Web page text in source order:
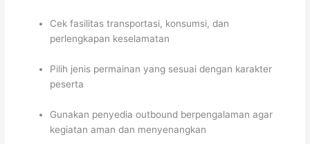
Cek fasilitas transportasi, konsumsi, dan
perlengkapan keselamatan
Pilih jenis permainan yang sesuai dengan karakter
peserta
Gunakan penyedia outbound berpengalaman agar
kegiatan aman dan menyenangkan